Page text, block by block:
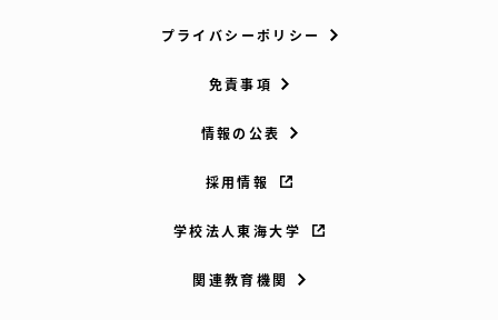
プライバシーポリシー
免責事項
情報の公表
採用情報
学校法人東海大学
関連教育機関